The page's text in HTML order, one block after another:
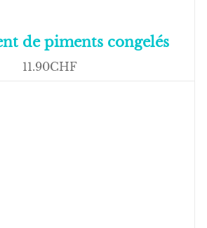
de piments congelés
11.90CHF